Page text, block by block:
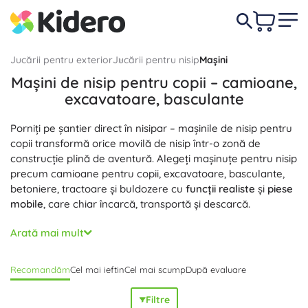
Jucării pentru exteriorJucării pentru nisipMașini
Mașini de nisip pentru copii – camioane,
excavatoare, basculante
Porniți pe șantier direct în nisipar – mașinile de nisip pentru
copii transformă orice movilă de nisip într-o zonă de
construcție plină de aventură. Alegeți mașinuțe pentru nisip
precum camioane pentru copii, excavatoare, basculante,
betoniere, tractoare și buldozere cu funcții realiste și piese
mobile, care chiar încarcă, transportă și descarcă.
Fiecare vehicul pentru nisip este fabricat din plastic
rezistent,sigur pentru sănătate
culorile suntdurabileși rezistă la soare și apă; construcția
fără muchii ascuțite asigurăjoacă în siguranță
cei mai mici. Aceste mașini de construcții pentru nisip au
Arată mai mult
RecomandămCel mai ieftinCel mai scumpDupă evaluare
Filtre